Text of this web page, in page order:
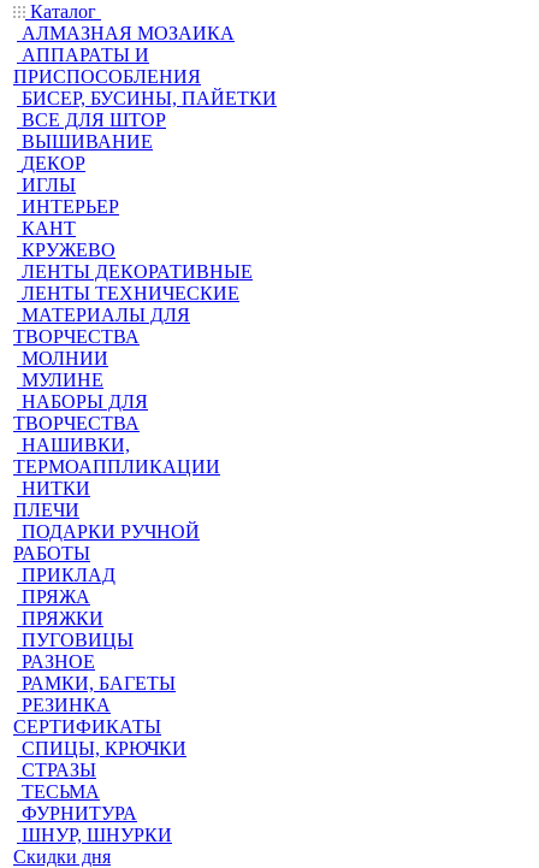
Каталог
АЛМАЗНАЯ МОЗАИКА
АППАРАТЫ И
ПРИСПОСОБЛЕНИЯ
БИСЕР, БУСИНЫ, ПАЙЕТКИ
ВСЕ ДЛЯ ШТОР
ВЫШИВАНИЕ
ДЕКОР
ИГЛЫ
ИНТЕРЬЕР
КАНТ
КРУЖЕВО
ЛЕНТЫ ДЕКОРАТИВНЫЕ
ЛЕНТЫ ТЕХНИЧЕСКИЕ
МАТЕРИАЛЫ ДЛЯ
ТВОРЧЕСТВА
МОЛНИИ
МУЛИНЕ
НАБОРЫ ДЛЯ
ТВОРЧЕСТВА
НАШИВКИ,
ТЕРМОАППЛИКАЦИИ
НИТКИ
ПЛЕЧИ
ПОДАРКИ РУЧНОЙ
РАБОТЫ
ПРИКЛАД
ПРЯЖА
ПРЯЖКИ
ПУГОВИЦЫ
РАЗНОЕ
РАМКИ, БАГЕТЫ
РЕЗИНКА
СЕРТИФИКАТЫ
СПИЦЫ, КРЮЧКИ
СТРАЗЫ
ТЕСЬМА
ФУРНИТУРА
ШНУР, ШНУРКИ
Скидки дня